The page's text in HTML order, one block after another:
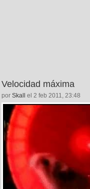
Velocidad máxima
por Skall el 2 feb 2011, 23:48